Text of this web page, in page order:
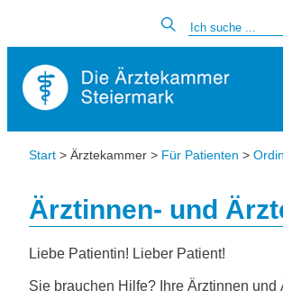
Start > Ärztekammer > Für Patienten >
Ärztinnen- und
Liebe Patientin! Lieber Patient!
Sie brauchen Hilfe? Ihre Ärztinnen und